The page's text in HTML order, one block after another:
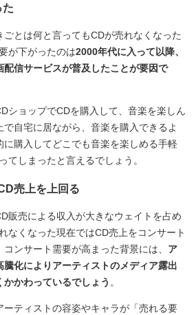
とは何と言ってもCDが売れなくなった
が下がったのは2000年代に入って以降、
信サービスが普及したことが要因で
ショップでCDを購入して、音楽を楽しん
自宅に居ながら、音楽を購入できるよ
に購入してどこでも音楽を楽しめる手軽
てしまったと言えるでしょう。
売上を上回る
販売による収入が大きなウェイトを占め
なくなった現在ではCD売上をコンサート
ンサート需要が高まった背景には、 ア
騰化によりアーティストのメディア露出
かわっているでしょう 。
ーティストの容姿やキャラが「売れる要